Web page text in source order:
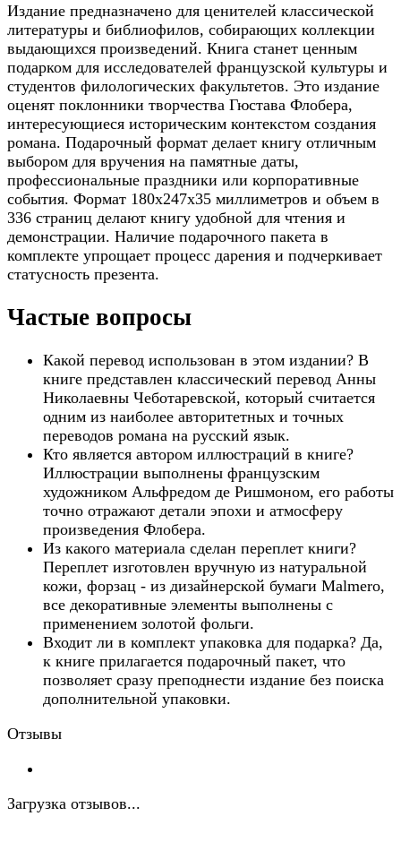
Издание предназначено для ценителей классической
литературы и библиофилов, собирающих коллекции
выдающихся произведений. Книга станет ценным
подарком для исследователей французской культуры и
студентов филологических факультетов. Это издание
оценят поклонники творчества Гюстава Флобера,
интересующиеся историческим контекстом создания
романа. Подарочный формат делает книгу отличным
выбором для вручения на памятные даты,
профессиональные праздники или корпоративные
события. Формат 180х247х35 миллиметров и объем в
336 страниц делают книгу удобной для чтения и
демонстрации. Наличие подарочного пакета в
комплекте упрощает процесс дарения и подчеркивает
статусность презента.
Частые вопросы
Какой перевод использован в этом издании? В
книге представлен классический перевод Анны
Николаевны Чеботаревской, который считается
одним из наиболее авторитетных и точных
переводов романа на русский язык.
Кто является автором иллюстраций в книге?
Иллюстрации выполнены французским
художником Альфредом де Ришмоном, его работы
точно отражают детали эпохи и атмосферу
произведения Флобера.
Из какого материала сделан переплет книги?
Переплет изготовлен вручную из натуральной
кожи, форзац - из дизайнерской бумаги Malmero,
все декоративные элементы выполнены с
применением золотой фольги.
Входит ли в комплект упаковка для подарка? Да,
к книге прилагается подарочный пакет, что
позволяет сразу преподнести издание без поиска
дополнительной упаковки.
Отзывы
Загрузка отзывов...